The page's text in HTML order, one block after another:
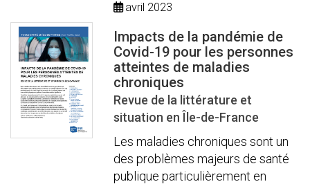
avril 2023
Impacts de la pandémie de
Covid-19 pour les personnes
atteintes de maladies
chroniques
Revue de la littérature et
situation en Île-de-France
Les maladies chroniques sont un
des problèmes majeurs de santé
publique particulièrement en